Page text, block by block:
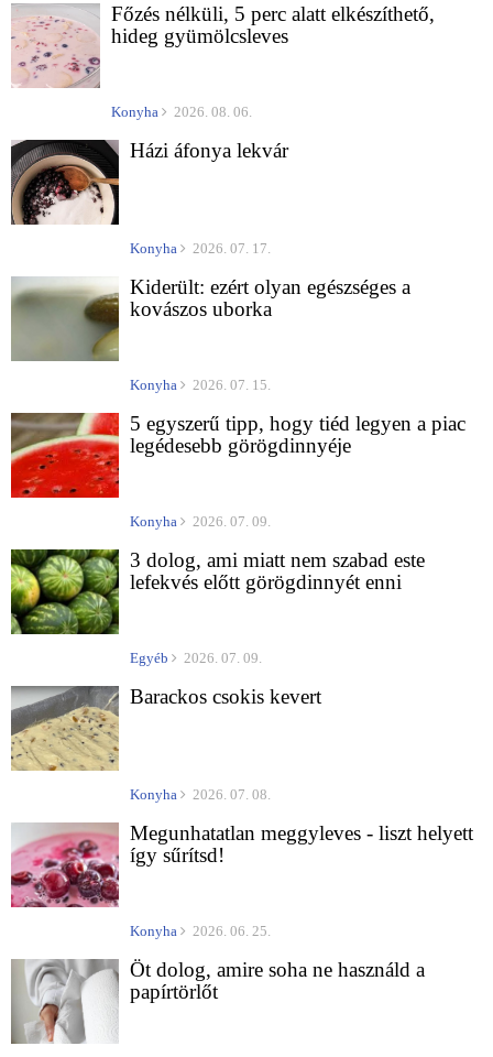
Főzés nélküli, 5 perc alatt elkészíthető,
hideg gyümölcsleves
Konyha 2026. 08. 06.
Házi áfonya lekvár
Konyha 2026. 07. 17.
Kiderült: ezért olyan egészséges a
kovászos uborka
Konyha 2026. 07. 15.
5 egyszerű tipp, hogy tiéd legyen a piac
legédesebb görögdinnyéje
Konyha 2026. 07. 09.
3 dolog, ami miatt nem szabad este
lefekvés előtt görögdinnyét enni
Egyéb 2026. 07. 09.
Barackos csokis kevert
Konyha 2026. 07. 08.
Megunhatatlan meggyleves - liszt helyett
így sűrítsd!
Konyha 2026. 06. 25.
Öt dolog, amire soha ne használd a
papírtörlőt